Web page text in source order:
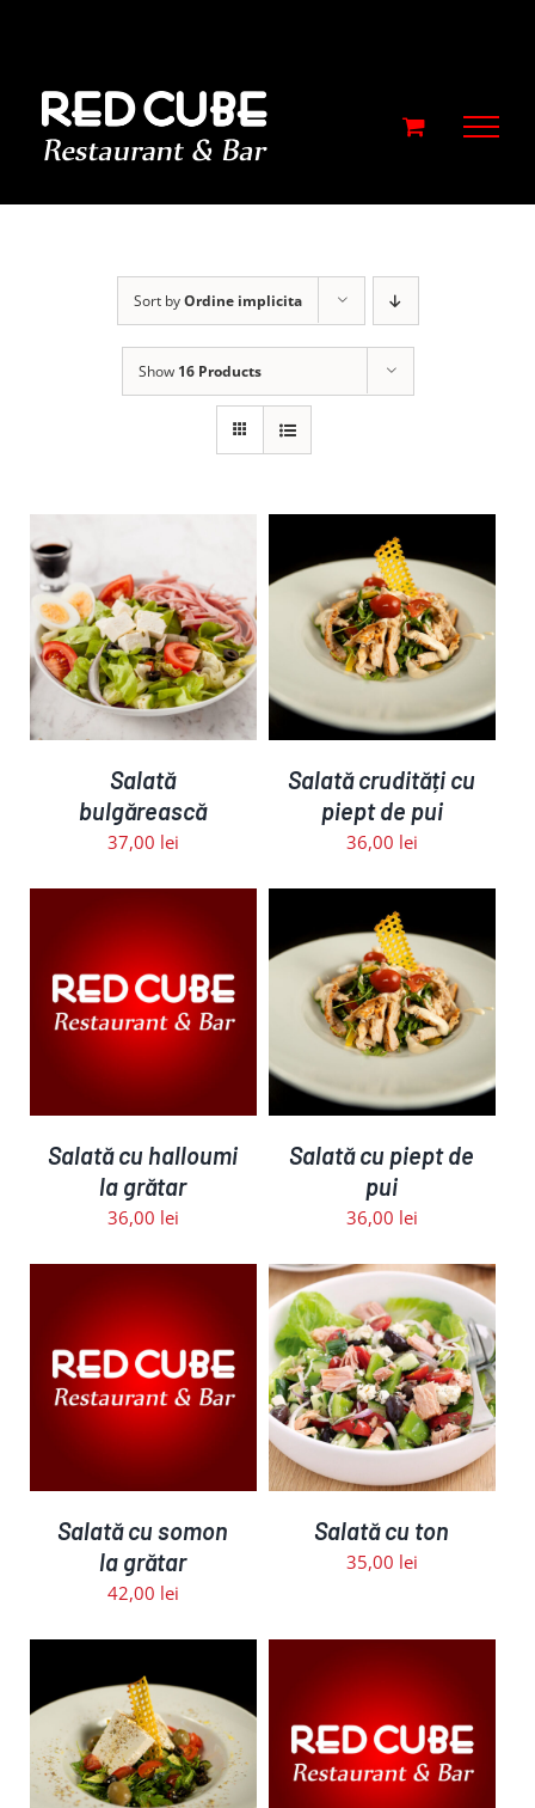
Sort byOrdine implicita
Show 16 Products
Salată
bulgărească
37,00 lei
ADAUGĂ ÎN COȘ
/
DETALII
Salată crudități cu
piept de pui
36,00 lei
Salată cu halloumi
la grătar
36,00 lei
ADAUGĂ ÎN COȘ
/
DETALII
Salată cu piept de
pui
36,00 lei
Salată cu somon
la grătar
42,00 lei
ADAUGĂ ÎN COȘ
/
DETALII
Salată cu ton
35,00 lei
ADAUGĂ ÎN COȘ
/
DETALII